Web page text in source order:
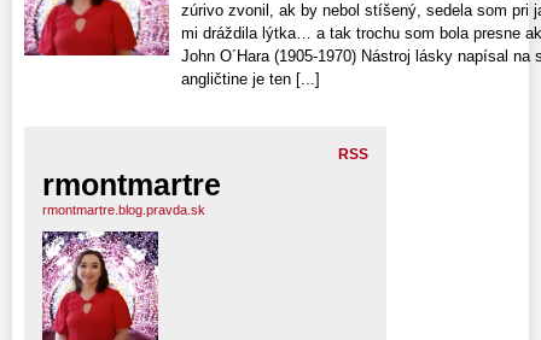
zúrivo zvonil, ak by nebol stíšený, sedela som pri
mi dráždila lýtka… a tak trochu som bola presne
John O´Hara (1905-1970) Nástroj lásky napísal
angličtine je ten [...]
RSS
rmontmartre
rmontmartre.blog.pravda.sk